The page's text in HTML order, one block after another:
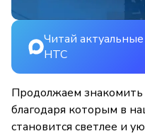
Читай
НТС
Продолжаем знакомить
благодаря которым в
становится светлее и